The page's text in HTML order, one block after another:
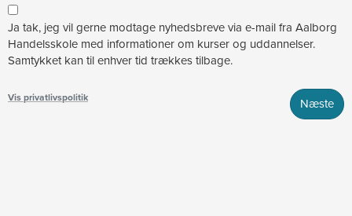
Ja tak, jeg vil gerne modtage nyhedsbreve via e-mail fra Aalborg
Handelsskole med informationer om kurser og uddannelser.
Samtykket kan til enhver tid trækkes tilbage.
Vis privatlivspolitik